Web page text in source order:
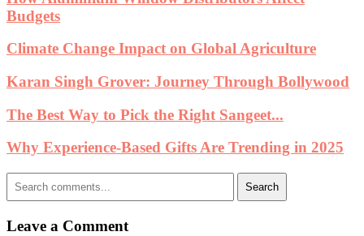
Budgets
Climate Change Impact on Global Agriculture
Karan Singh Grover: Journey Through Bollywood
The Best Way to Pick the Right Sangeet...
Why Experience-Based Gifts Are Trending in 2025
Search
Leave a Comment